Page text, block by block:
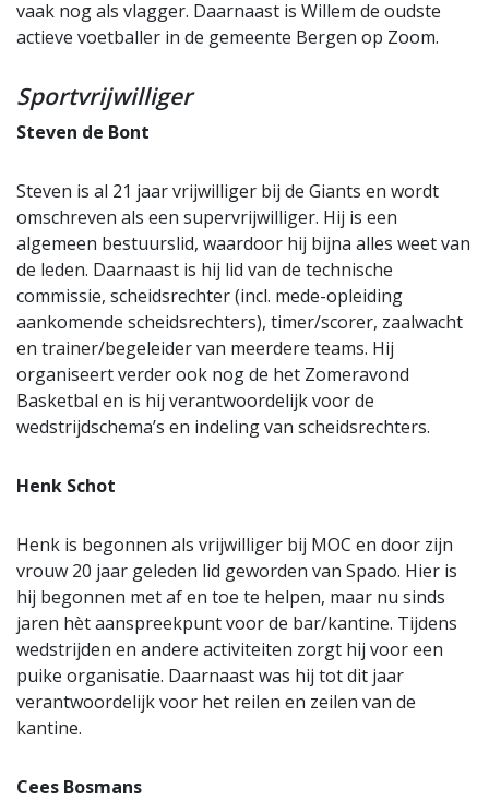
vaak nog als vlagger. Daarnaast is Willem de oudste
actieve voetballer in de gemeente Bergen op Zoom.
Sportvrijwilliger
Steven de Bont
Steven is al 21 jaar vrijwilliger bij de Giants en wordt
omschreven als een supervrijwilliger. Hij is een
algemeen bestuurslid, waardoor hij bijna alles weet van
de leden. Daarnaast is hij lid van de technische
commissie, scheidsrechter (incl. mede-opleiding
aankomende scheidsrechters), timer/scorer, zaalwacht
en trainer/begeleider van meerdere teams. Hij
organiseert verder ook nog de het Zomeravond
Basketbal en is hij verantwoordelijk voor de
wedstrijdschema’s en indeling van scheidsrechters.
Henk Schot
Henk is begonnen als vrijwilliger bij MOC en door zijn
vrouw 20 jaar geleden lid geworden van Spado. Hier is
hij begonnen met af en toe te helpen, maar nu sinds
jaren hèt aanspreekpunt voor de bar/kantine. Tijdens
wedstrijden en andere activiteiten zorgt hij voor een
puike organisatie. Daarnaast was hij tot dit jaar
verantwoordelijk voor het reilen en zeilen van de
kantine.
Cees Bosmans